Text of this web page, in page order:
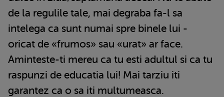
de la regulile tale, mai degraba fa-l sa
intelega ca sunt numai spre binele lui -
oricat de «frumos» sau «urat» ar face.
Aminteste-ti mereu ca tu esti adultul si ca tu
raspunzi de educatia lui! Mai tarziu iti
garantez ca o sa iti multumeasca.